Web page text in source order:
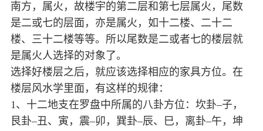
南方，属火，故楼宇的第二层和第七层属火，尾数
是二或七的层面，亦是属火，如十二楼、二十二
楼、三十二楼等等。所以尾数是二或者七的楼层就
是属火人选择的对象了。
选择好楼层之后，就应该选择相应的家具方位。在
楼层风水学里面，有这样的规律：
1、十二地支在罗盘中所属的八卦方位：坎卦–子，
艮卦–丑、寅，震–卯，巽卦–辰、巳，离卦–午，坤